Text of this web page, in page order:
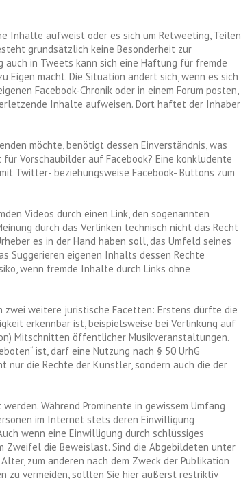
Inhalte aufweist oder es sich um Retweeting, Teilen
grundsätzlich keine Besonderheit zur
in Tweets kann sich eine Haftung für fremde
macht. Die Situation ändert sich, wenn es sich
Facebook-Chronik oder in einem Forum posten,
Inhalte aufweisen. Dort haftet der Inhaber
möchte, benötigt dessen Einverständnis, was
Vorschaubilder auf Facebook? Eine konkludente
Twitter- beziehungsweise Facebook- Buttons zum
Videos durch einen Link, den sogenannten
durch das Verlinken technisch nicht das Recht
es in der Hand haben soll, das Umfeld seines
Suggerieren eigenen Inhalts dessen Rechte
wenn fremde Inhalte durch Links ohne
zwei weitere juristische Facetten: Erstens dürfte die
erkennbar ist, beispielsweise bei Verlinkung auf
Mitschnitten öffentlicher Musikveranstaltungen.
ist, darf eine Nutzung nach § 50 UrhG
die Rechte der Künstler, sondern auch die der
Während Prominente in gewissem Umfang
im Internet stets deren Einwilligung
wenn eine Einwilligung durch schlüssiges
die Beweislast. Sind die Abgebildeten unter
zum anderen nach dem Zweck der Publikation
zu vermeiden, sollten Sie hier äußerst restriktiv